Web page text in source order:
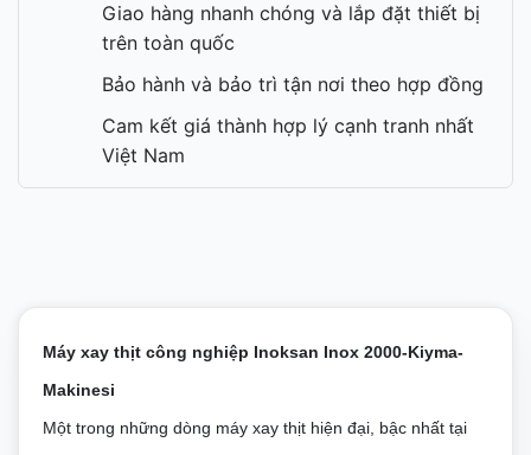
Giao hàng nhanh chóng và lắp đặt thiết bị
trên toàn quốc
Bảo hành và bảo trì tận nơi theo hợp đồng
Cam kết giá thành hợp lý cạnh tranh nhất
Việt Nam
Máy xay thịt công nghiệp Inoksan Inox 2000-Kiyma-
Makinesi
Một trong những dòng máy xay thịt hiện đại, bậc nhất tại